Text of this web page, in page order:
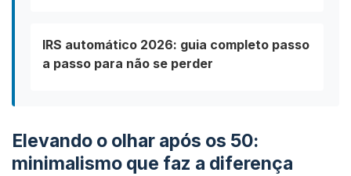
IRS automático 2026: guia completo passo
a passo para não se perder
Elevando o olhar após os 50:
minimalismo que faz a diferença